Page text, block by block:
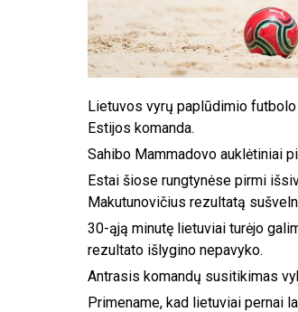
Lietuvos vyrų paplūdimio
Estijos komanda.
Sahibo Mammadovo auklėtiniai
Estai šiose rungtynėse pirmi
Makutunovičius rezultatą
30-ąją minutę lietuviai turėjo
rezultato išlygino nepavyko.
Antrasis komandų susitikimas
Primename, kad lietuviai pernai